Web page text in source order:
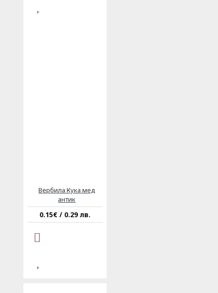
Вербила Кука мед
антик
0.15€ / 0.29 лв.